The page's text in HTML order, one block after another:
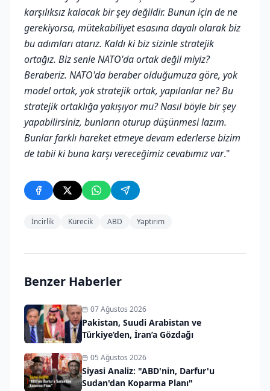
karşılıksız kalacak bir şey değildir. Bunun için de ne
gerekiyorsa, mütekabiliyet esasına dayalı olarak biz
bu adımları atarız. Kaldı ki biz sizinle stratejik
ortağız. Biz senle NATO'da ortak değil miyiz?
Beraberiz. NATO'da beraber olduğumuza göre, yok
model ortak, yok stratejik ortak, yapılanlar ne? Bu
stratejik ortaklığa yakışıyor mu? Nasıl böyle bir şey
yapabilirsiniz, bunların oturup düşünmesi lazım.
Bunlar farklı hareket etmeye devam ederlerse bizim
de tabii ki buna karşı vereceğimiz cevabımız var."
İncirlik Kürecik ABD Yaptırım
Benzer Haberler
07 Ağustos 2026
Pakistan, Suudi Arabistan ve
Türkiye’den, İran’a Gözdağı
05 Ağustos 2026
Siyasi Analiz: "ABD'nin, Darfur'u
Sudan'dan Koparma Planı"